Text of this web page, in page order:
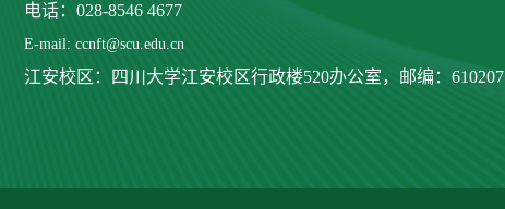
电话：028-8546 4677
E-mail: ccnft@scu.edu.cn
江安校区：四川大学江安校区行政楼520办公室， 邮编：610207